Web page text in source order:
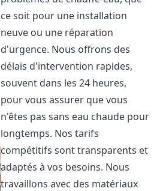
ce soit pour une installation
neuve ou une réparation
d'urgence. Nous offrons des
délais d'intervention rapides,
souvent dans les 24 heures,
pour vous assurer que vous
n'êtes pas sans eau chaude pour
longtemps. Nos tarifs
compétitifs sont transparents et
adaptés à vos besoins. Nous
travaillons avec des matériaux